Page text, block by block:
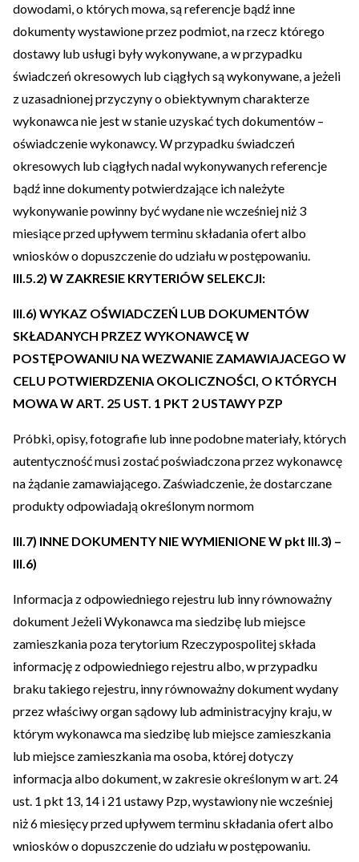
dowodami, o których mowa, są referencje bądź inne
dokumenty wystawione przez podmiot, na rzecz którego
dostawy lub usługi były wykonywane, a w przypadku
świadczeń okresowych lub ciągłych są wykonywane, a jeżeli
z uzasadnionej przyczyny o obiektywnym charakterze
wykonawca nie jest w stanie uzyskać tych dokumentów –
oświadczenie wykonawcy. W przypadku świadczeń
okresowych lub ciągłych nadal wykonywanych referencje
bądź inne dokumenty potwierdzające ich należyte
wykonywanie powinny być wydane nie wcześniej niż 3
miesiące przed upływem terminu składania ofert albo
wniosków o dopuszczenie do udziału w postępowaniu.
III.5.2) W ZAKRESIE KRYTERIÓW SELEKCJI:
III.6) WYKAZ OŚWIADCZEŃ LUB DOKUMENTÓW
SKŁADANYCH PRZEZ WYKONAWCĘ W
POSTĘPOWANIU NA WEZWANIE ZAMAWIAJACEGO W
CELU POTWIERDZENIA OKOLICZNOŚCI, O KTÓRYCH
MOWA W ART. 25 UST. 1 PKT 2 USTAWY PZP
Próbki, opisy, fotografie lub inne podobne materiały, których
autentyczność musi zostać poświadczona przez wykonawcę
na żądanie zamawiającego. Zaświadczenie, że dostarczane
produkty odpowiadają określonym normom
III.7) INNE DOKUMENTY NIE WYMIENIONE W pkt III.3) –
III.6)
Informacja z odpowiedniego rejestru lub inny równoważny
dokument Jeżeli Wykonawca ma siedzibę lub miejsce
zamieszkania poza terytorium Rzeczypospolitej składa
informację z odpowiedniego rejestru albo, w przypadku
braku takiego rejestru, inny równoważny dokument wydany
przez właściwy organ sądowy lub administracyjny kraju, w
którym wykonawca ma siedzibę lub miejsce zamieszkania
lub miejsce zamieszkania ma osoba, której dotyczy
informacja albo dokument, w zakresie określonym w art. 24
ust. 1 pkt 13, 14 i 21 ustawy Pzp, wystawiony nie wcześniej
niż 6 miesięcy przed upływem terminu składania ofert albo
wniosków o dopuszczenie do udziału w postępowaniu.